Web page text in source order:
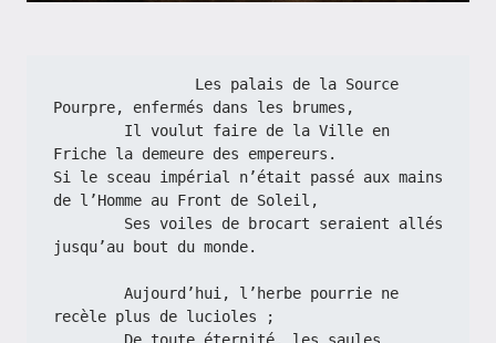
Pourpre, enfermés dans les brumes,
Friche la demeure des empereurs.
Si le sceau impérial n’était passé aux mains
de l’Homme au Front de Soleil,
jusqu’au bout du monde.
recèle plus de lucioles ;